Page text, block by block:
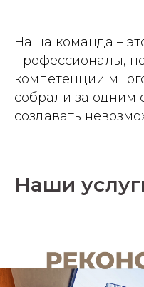
Наша команда –
профессионалы,
компетенции
собрали за одним
создавать
Наши